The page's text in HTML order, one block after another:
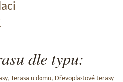
dle typu:
, Terasa u domu, Dřevoplastové terasy